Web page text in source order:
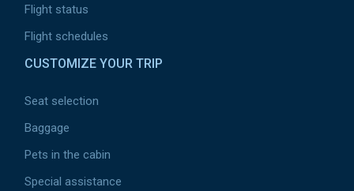
Flight status
Flight schedules
CUSTOMIZE YOUR TRIP
Seat selection
Baggage
Pets in the cabin
Special assistance